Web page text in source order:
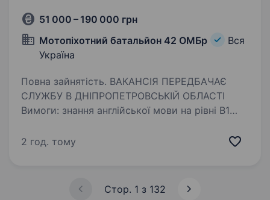
51 000 – 190 000 грн
Мотопіхотний батальйон 42 ОМБр
Вся
Україна
Повна зайнятість. ВАКАНСІЯ ПЕРЕДБАЧАЄ
СЛУЖБУ В ДНІПРОПЕТРОВСЬКІЙ ОБЛАСТІ
Вимоги: знання англійської мови на рівні B1
рівень мотивації та бажання навчатися вік від
2 год. тому
Стор. 1 з 132